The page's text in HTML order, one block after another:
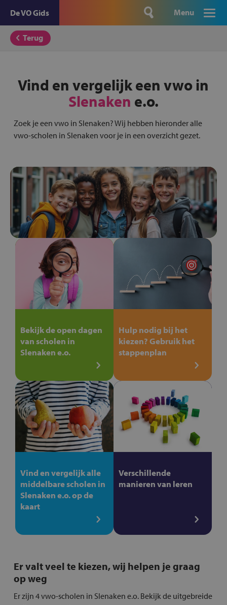
De VO Gids Menu
Terug
Vind en vergelijk een vwo in
Slenaken e.o.
Zoek je een vwo in Slenaken? Wij hebben hieronder alle
vwo-scholen in Slenaken voor je in een overzicht gezet.
Bekijk de open dagen
van scholen in
Slenaken e.o.
Hulp nodig bij het
kiezen? Gebruik het
stappenplan
Vind en vergelijk alle
middelbare scholen in
Slenaken e.o. op de
kaart
Verschillende
manieren van leren
Er valt veel te kiezen, wij helpen je graag
op weg
Er zijn 4 vwo-scholen in Slenaken e.o. Bekijk de uitgebreide